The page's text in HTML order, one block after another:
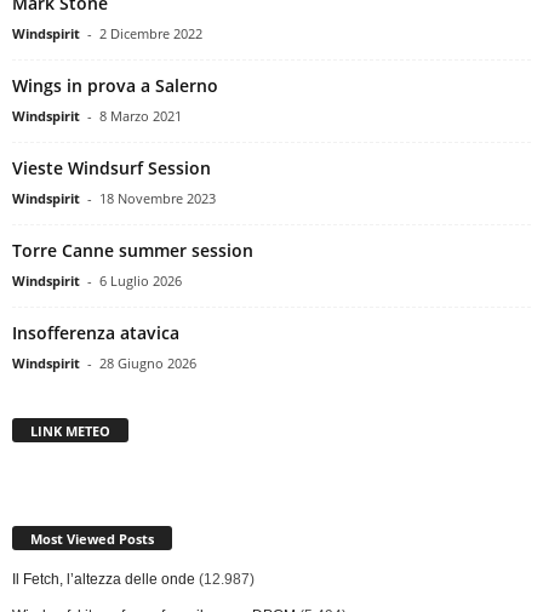
Windspirit - 2 Dicembre 2022
Wings in prova a Salerno
Windspirit - 8 Marzo 2021
Vieste Windsurf Session
Windspirit - 18 Novembre 2023
Torre Canne summer session
Windspirit - 6 Luglio 2026
Insofferenza atavica
Windspirit - 28 Giugno 2026
LINK METEO
Most Viewed Posts
Il Fetch, l’altezza delle onde (12.987)